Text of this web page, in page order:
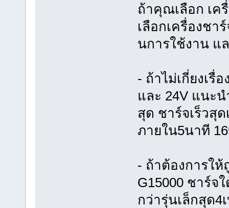
ถ้าคุณเลือก เค
เลือกเครื่องชา
นการใช้งาน แ
- ถ้าไม่เกี่ยงเรื่
และ 24V แนะ
สุด ชาร์จเร็วสุ
ภายใน5นาที
- ถ้าต้องการให้
G15000 ชาร์จ
กว่ารุ่นเล็กสุด4